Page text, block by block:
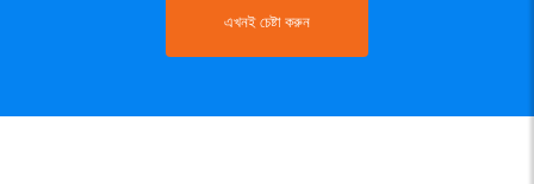
এখনই চেষ্টা করুন